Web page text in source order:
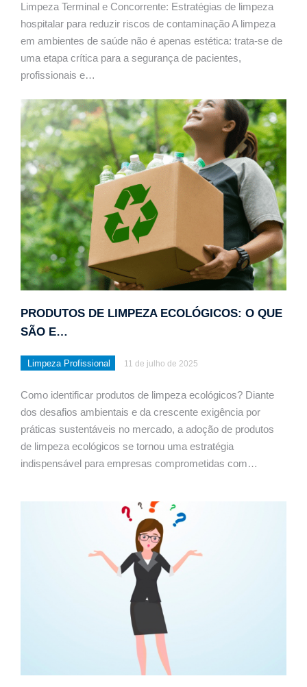
Limpeza Terminal e Concorrente: Estratégias de limpeza
hospitalar para reduzir riscos de contaminação A limpeza
em ambientes de saúde não é apenas estética: trata-se de
uma etapa crítica para a segurança de pacientes,
profissionais e…
PRODUTOS DE LIMPEZA ECOLÓGICOS: O QUE
SÃO E…
Limpeza Profissional 11 de julho de 2025
Como identificar produtos de limpeza ecológicos? Diante
dos desafios ambientais e da crescente exigência por
práticas sustentáveis no mercado, a adoção de produtos
de limpeza ecológicos se tornou uma estratégia
indispensável para empresas comprometidas com…